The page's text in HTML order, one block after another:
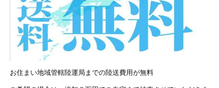
お住まい地域管轄陸運局までの陸送費用が無料